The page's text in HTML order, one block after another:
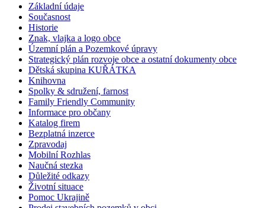
Základní údaje
Současnost
Historie
Znak, vlajka a logo obce
Územní plán a Pozemkové úpravy
Strategický plán rozvoje obce a ostatní dokumenty obce
Dětská skupina KUŘÁTKA
Knihovna
Spolky & sdružení, farnost
Family Friendly Community
Informace pro občany
Katalog firem
Bezplatná inzerce
Zpravodaj
Mobilní Rozhlas
Naučná stezka
Důležité odkazy
Životní situace
Pomoc Ukrajině